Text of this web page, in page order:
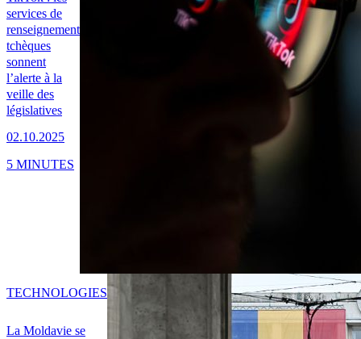
services de
renseignement
tchèques
sonnent
l’alerte à la
veille des
législatives
02.10.2025
5 MINUTES
La Moldavie se
TECHNOLOGIES